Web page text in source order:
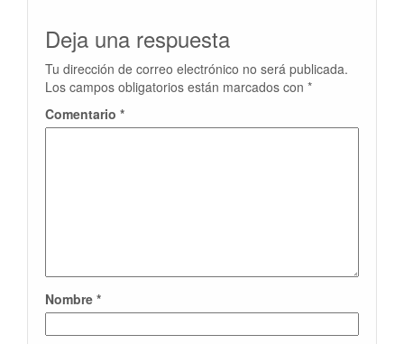
Deja una respuesta
Tu dirección de correo electrónico no será publicada.
Los campos obligatorios están marcados con *
Comentario *
Nombre *